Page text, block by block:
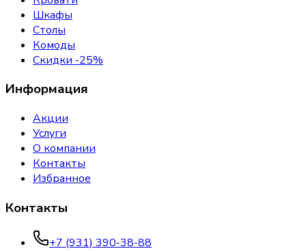
Шкафы
Столы
Комоды
Скидки -25%
Информация
Акции
Услуги
О компании
Контакты
Избранное
Контакты
+7 (931) 390-38-88